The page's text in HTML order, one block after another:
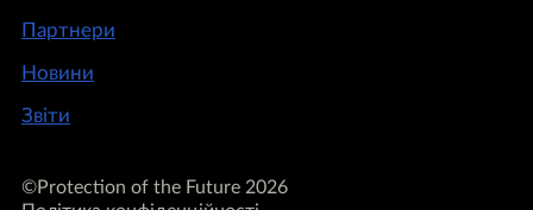
Партнери
Новини
Звіти
©Protection of the Future 2026